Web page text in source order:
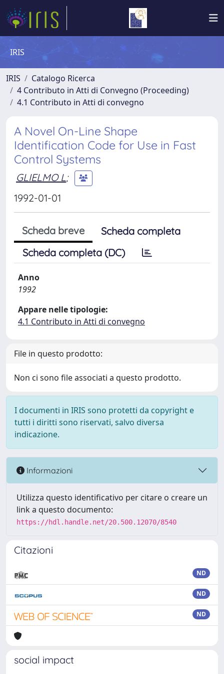
IRIS
IRIS
Catalogo Ricerca
4 Contributo in Atti di Convegno (Proceeding)
4.1 Contributo in Atti di convegno
A Novel On-Line Shape
Identification Code for Use in Fast
Control Systems
GLIELMO L;
1992-01-01
Scheda breve
Scheda completa
Scheda completa (DC)
Anno
1992
Appare nelle tipologie:
4.1 Contributo in Atti di convegno
File in questo prodotto:
Non ci sono file associati a questo prodotto.
I documenti in IRIS sono protetti da copyright e
tutti i diritti sono riservati, salvo diversa
indicazione.
Informazioni
Utilizza questo identificativo per citare o creare un
link a questo documento:
https://hdl.handle.net/20.500.12070/8540
Citazioni
ND
ND
ND
social impact